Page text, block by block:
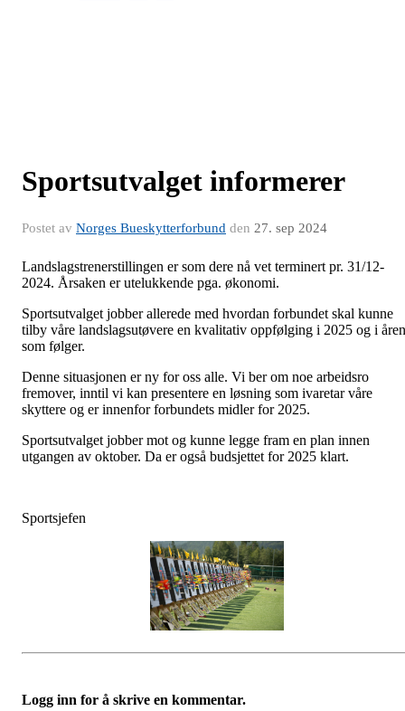
Sportsutvalget informerer
Postet av Norges Bueskytterforbund den 27. sep 2024
Landslagstrenerstillingen er som dere nå vet terminert pr. 31/12-
2024. Årsaken er utelukkende pga. økonomi.
Sportsutvalget jobber allerede med hvordan forbundet skal kunne
tilby våre landslagsutøvere en kvalitativ oppfølging i 2025 og i
som følger.
Denne situasjonen er ny for oss alle. Vi ber om noe arbeidsro
fremover, inntil vi kan presentere en løsning som ivaretar våre
skyttere og er innenfor forbundets midler for 2025.
Sportsutvalget jobber mot og kunne legge fram en plan innen
utgangen av oktober. Da er også budsjettet for 2025 klart.
Sportsjefen
Logg inn for å skrive en kommentar.